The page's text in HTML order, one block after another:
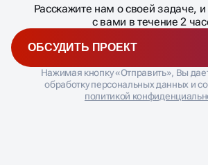
�
Расскажите нам о своей задаче,
с вами в течение 2
ОБСУДИТЬ ПРОЕКТ
Нажимая кнопку «Отправить», Вы
обработку персональных данных и
политикой